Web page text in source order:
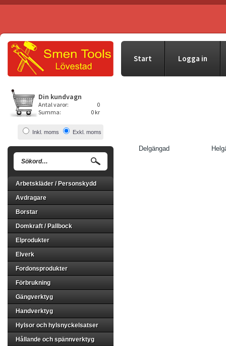
Start Logga in
Din kundvagn
Antal varor:
0
Summa:
0 kr
Inkl. moms Exkl. moms
Arbetskläder / Personskydd
Avdragare
Borstar
Domkraft / Pallbock
Elprodukter
Elverk
Fordonsprodukter
Förbrukning
Gängverktyg
Handverktyg
Hylsor och hylsnyckelsatser
Hållande och spännverktyg
Delgängad